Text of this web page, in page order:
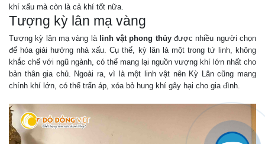
khí xấu mà còn là cả khí tốt nữa.
Tượng kỳ lân mạ vàng
Tượng kỳ lân mạ vàng là linh vật phong thủyđược nhiều người chọn
để hóa giải hướng nhà xấu. Cụ thể, kỳ lân là một trong tứ linh, không
khắc chế với ngũ ngành, có thể mang lại nguồn vượng khí lớn nhất cho
bản thân gia chủ. Ngoài ra, vì là một linh vật nên Kỳ Lân cũng mang
chính khí lớn, có thể trấn áp, xóa bỏ hung khí gây hại cho gia đình.